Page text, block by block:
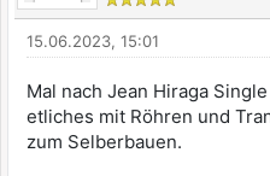
15.06.2023, 15:01
Mal nach Jean Hiraga
etliches mit Röhren und
zum Selberbauen.